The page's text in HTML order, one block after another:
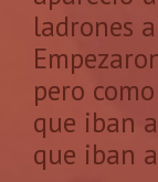
ladrones
pero
que iban
que iban